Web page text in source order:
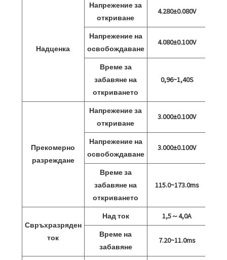
Надценка
Напрежение за
откриване
4.280±0.080V
Напрежение на
освобождаване
4.080±0.100V
Време за
забавяне на
откриването
0,96~1,40S
Прекомерно
разреждане
Напрежение за
откриване
3.000±0.100V
Напрежение на
освобождаване
3.000±0.100V
Време за
забавяне на
откриването
115.0~173.0ms
Свръхразряден
ток
Над ток
1,5～4,0A
Време на
забавяне
7.20~11.0ms